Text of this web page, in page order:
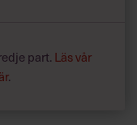
part. Läs vår
.